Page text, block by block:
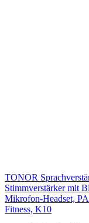
TONOR
Stimmverstärker mit
Mikrofon-Headset,
Fitness, K10